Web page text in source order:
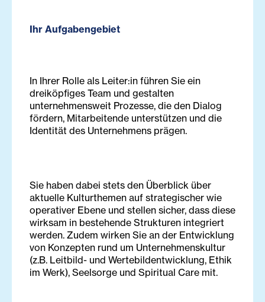
Ihr Aufgabengebiet
In Ihrer Rolle als Leiter:in führen Sie ein
dreiköpfiges Team und gestalten
unternehmensweit Prozesse, die den Dialog
fördern, Mitarbeitende unterstützen und die
Identität des Unternehmens prägen.
Sie haben dabei stets den Überblick über
aktuelle Kulturthemen auf strategischer wie
operativer Ebene und stellen sicher, dass diese
wirksam in bestehende Strukturen integriert
werden. Zudem wirken Sie an der Entwicklung
von Konzepten rund um Unternehmenskultur
(z.B. Leitbild- und Wertebildentwicklung, Ethik
im Werk), Seelsorge und Spiritual Care mit.